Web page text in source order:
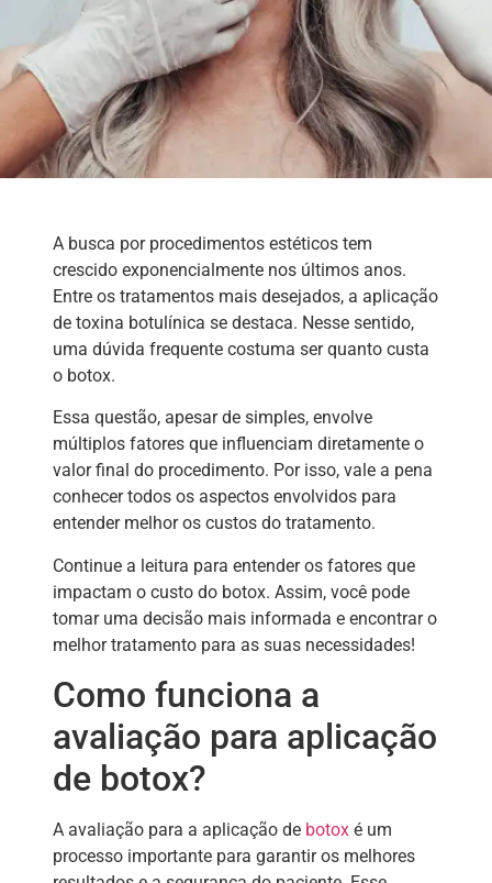
A busca por procedimentos estéticos tem
crescido exponencialmente nos últimos anos.
Entre os tratamentos mais desejados, a aplicação
de toxina botulínica se destaca. Nesse sentido,
uma dúvida frequente costuma ser quanto custa
o botox.
Essa questão, apesar de simples, envolve
múltiplos fatores que influenciam diretamente o
valor final do procedimento. Por isso, vale a pena
conhecer todos os aspectos envolvidos para
entender melhor os custos do tratamento.
Continue a leitura para entender os fatores que
impactam o custo do botox. Assim, você pode
tomar uma decisão mais informada e encontrar o
melhor tratamento para as suas necessidades!
Como funciona a
avaliação para aplicação
de botox?
A avaliação para a aplicação de botox é um
processo importante para garantir os melhores